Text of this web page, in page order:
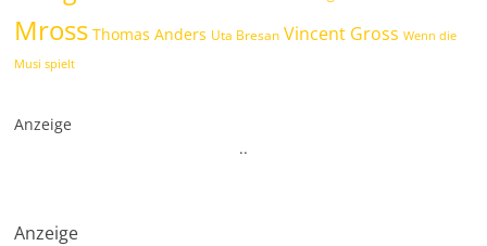
Mross Thomas Anders Uta Bresan Vincent Gross Wenn die
Musi spielt
Anzeige
..
Anzeige